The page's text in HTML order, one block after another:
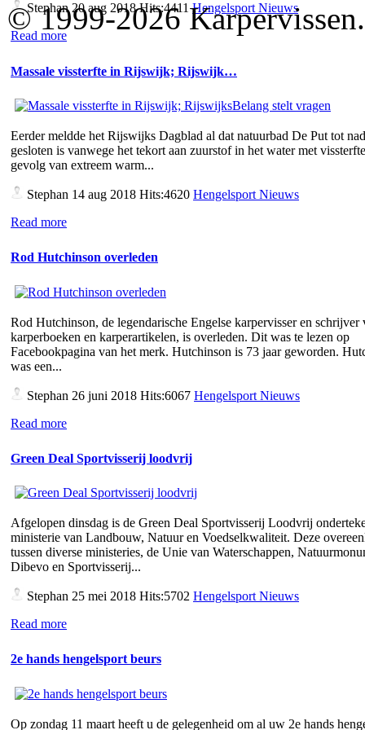
Stephan20 aug 2018 Hits:4411Hengelsport Nieuws
Read more
Massale vissterfte in Rijswijk; Rijswijk…
Eerder meldde het Rijswijks Dagblad al dat natuurbad De Put tot
gesloten is vanwege het tekort aan zuurstof in het water met
gevolg van extreem warm...
Stephan 14 aug 2018 Hits:4620 Hengelsport Nieuws
Read more
Rod Hutchinson overleden
Rod Hutchinson, de legendarische Engelse karpervisser en schrijver
karperboeken en karperartikelen, is overleden. Dit was te lezen op
Facebookpagina van het merk. Hutchinson is 73 jaar geworden.
was een...
Stephan 26 juni 2018 Hits:6067 Hengelsport Nieuws
Read more
Green Deal Sportvisserij loodvrij
Afgelopen dinsdag is de Green Deal Sportvisserij Loodvrij
ministerie van Landbouw, Natuur en Voedselkwaliteit. Deze
tussen diverse ministeries, de Unie van Waterschappen,
Dibevo en Sportvisserij...
Stephan 25 mei 2018 Hits:5702 Hengelsport Nieuws
Read more
2e hands hengelsport beurs
Op zondag 11 maart heeft u de gelegenheid om al uw 2e hands
© 1999-2026